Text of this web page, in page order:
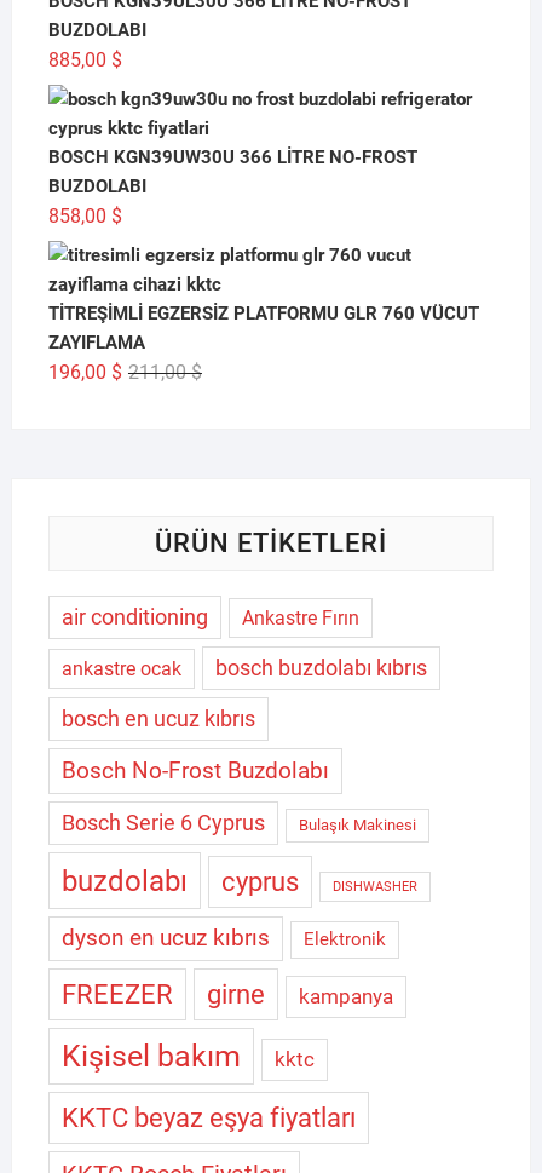
BUZDOLABI
885,00 $
BOSCH KGN39UW30U 366 LİTRE NO-FROST
BUZDOLABI
858,00 $
TİTREŞİMLİ EGZERSİZ PLATFORMU GLR 760 VÜCUT
ZAYIFLAMA
211,00$Orijinal
196,00 $
Şu
ÜRÜN ETIKETLERI
air conditioning Ankastre Fırın
ankastre ocak
bosch buzdolabı kıbrıs
bosch en ucuz kıbrıs
Bosch No-Frost Buzdolabı
Bosch Serie 6 Cyprus Bulaşık Makinesi
buzdolabı cyprus DISHWASHER
dyson en ucuz kıbrıs Elektronik
FREEZER girne kampanya
Kişisel bakım kktc
KKTC beyaz eşya fiyatları